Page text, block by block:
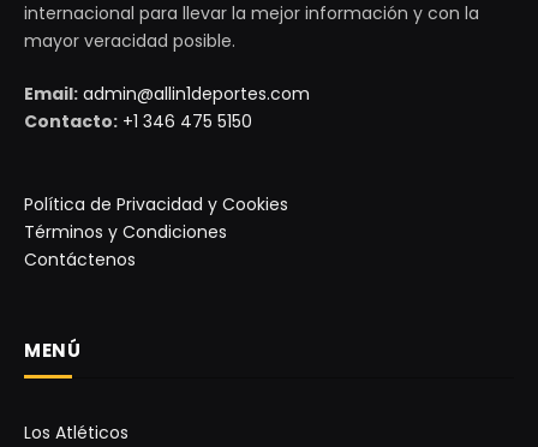
internacional para llevar la mejor información y con la
mayor veracidad posible.
Email: admin@allin1deportes.com
Contacto: +1 346 475 5150
Política de Privacidad y Cookies
Términos y Condiciones
Contáctenos
MENÚ
Los Atléticos